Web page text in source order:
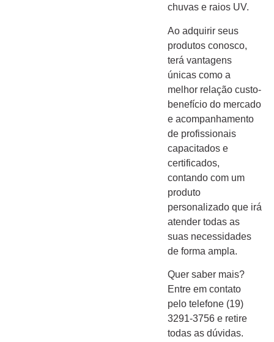
chuvas e raios UV.
Ao adquirir seus
produtos conosco,
terá vantagens
únicas como a
melhor relação custo-
benefício do mercado
e acompanhamento
de profissionais
capacitados e
certificados,
contando com um
produto
personalizado que irá
atender todas as
suas necessidades
de forma ampla.
Quer saber mais?
Entre em contato
pelo telefone (19)
3291-3756 e retire
todas as dúvidas.